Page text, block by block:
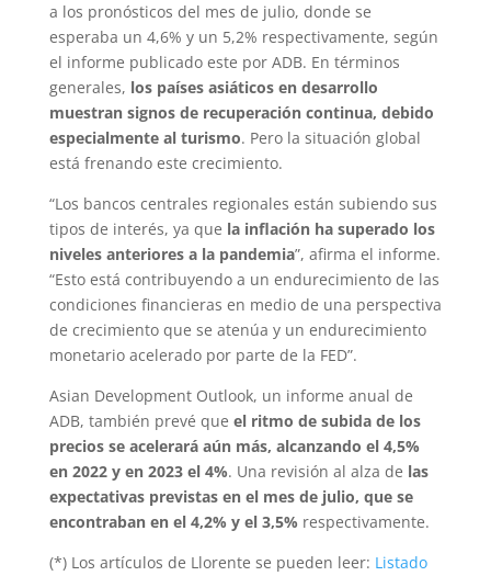
a los pronósticos del mes de julio, donde se
esperaba un 4,6% y un 5,2% respectivamente, según
el informe publicado este por ADB. En términos
generales, los países asiáticos en desarrollo
muestran signos de recuperación continua, debido
especialmente al turismo. Pero la situación global
está frenando este crecimiento.
“Los bancos centrales regionales están subiendo sus
tipos de interés, ya que la inflación ha superado los
niveles anteriores a la pandemia”, afirma el informe.
“Esto está contribuyendo a un endurecimiento de las
condiciones financieras en medio de una perspectiva
de crecimiento que se atenúa y un endurecimiento
monetario acelerado por parte de la FED”.
Asian Development Outlook, un informe anual de
ADB, también prevé que el ritmo de subida de los
precios se acelerará aún más, alcanzando el 4,5%
en 2022 y en 2023 el 4%. Una revisión al alza de las
expectativas previstas en el mes de julio, que se
encontraban en el 4,2% y el 3,5% respectivamente.
(*) Los artículos de Llorente se pueden leer: Listado